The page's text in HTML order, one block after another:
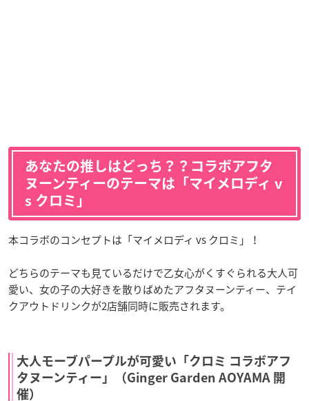
あなたの推しはどっち？？コラボアフタ
ヌーンティーのテーマは「マイメロディ v
s クロミ」
本コラボのコンセプトは「マイメロディ vs クロミ」！
どちらのテーマも見ているだけで乙女心がくすぐられる大人可
愛い、女の子の大好きを散りばめたアフタヌーンティー、テイ
クアウトドリンクが2店舗同時に販売されます。
大人モーブパープルが可愛い「クロミ コラボアフ
タヌーンティー」（Ginger Garden AOYAMA 開
催）